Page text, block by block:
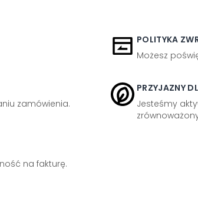
POLITYKA
Możesz
zamówienia.
PRZYJAZNY
Jesteśmy
na fakturę.